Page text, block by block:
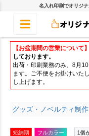
名入れ印刷でオリジ
【お盆期間の営業について】
しております。
出荷・印刷業務のみ、8月
ます。ご不便をお掛けいた
し上げます。
グッズ・ノベルティ制
短納期 フルカラー 1個